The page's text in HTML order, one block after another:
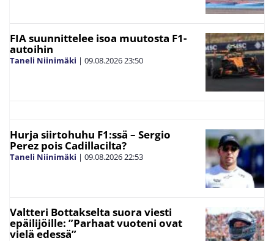
FIA suunnittelee isoa muutosta F1-
autoihin
Taneli Niinimäki | 09.08.202623:50
Hurja siirtohuhu F1:ssä – Sergio
Perez pois Cadillacilta?
Taneli Niinimäki | 09.08.202622:53
Valtteri Bottakselta suora viesti
epäilijöille: ”Parhaat vuoteni ovat
vielä edessä”